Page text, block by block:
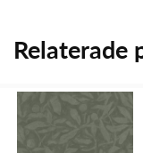
Relaterade